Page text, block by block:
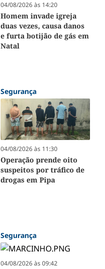
04/08/2026 às 14:20
Homem invade igreja
duas vezes, causa danos
e furta botijão de gás em
Natal
Segurança
04/08/2026 às 11:30
Operação prende oito
suspeitos por tráfico de
drogas em Pipa
Segurança
04/08/2026 às 09:42